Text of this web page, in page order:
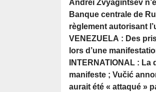
Andreï Zvyagintsev
Banque centrale de
règlement autorisant
VENEZUELA : Des
lors d’une
INTERNATIONAL :
manifeste ; Vučić
aurait été « attaqué »